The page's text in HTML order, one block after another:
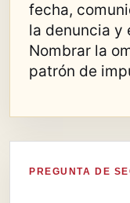
fecha,
la denuncia y
Nombrar la
patrón de
PREGUNTA DE